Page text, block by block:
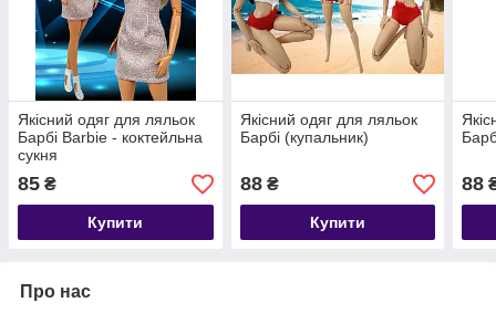
Якісний одяг для ляльок
Барбі Barbie - коктейльна
сукня
85 ₴
Купити
Якісний одяг для ляльок
Барбі (купальник)
88₴
Купити
88
Про нас